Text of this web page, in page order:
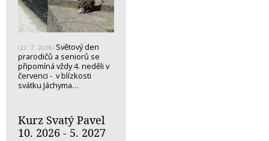
(22. 7. 2026) Světový den
prarodičů a seniorů se
připomíná vždy 4. neděli v
červenci - v blízkosti
svátku Jáchyma…
Kurz Svatý Pavel
10. 2026 - 5. 2027